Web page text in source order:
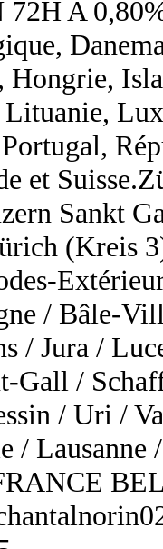
A
Hongrie,
et
Sankt
(Kreis
/ Bâle-
/ Jura /
Gall /
/ Uri /
/